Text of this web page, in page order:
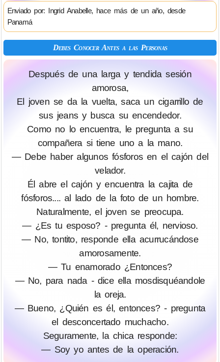
Enviado por: Ingrid Anabelle, hace más de un año, desde
Panamá
Debes Conocer Antes a las Personas
Después de una larga y tendida sesión
amorosa,
El joven se da la vuelta, saca un cigarrillo de
sus jeans y busca su encendedor.
Como no lo encuentra, le pregunta a su
compañera si tiene uno a la mano.
— Debe haber algunos fósforos en el cajón del
velador.
Él abre el cajón y encuentra la cajita de
fósforos.... al lado de la foto de un hombre.
Naturalmente, el joven se preocupa.
— ¿Es tu esposo? - pregunta él, nervioso.
— No, tontito, responde ella acurrucándose
amorosamente.
— Tu enamorado ¿Entonces?
— No, para nada - dice ella mosdisquéandole
la oreja.
— Bueno, ¿Quién es él, entonces? - pregunta
el desconcertado muchacho.
Seguramente, la chica responde:
— Soy yo antes de la operación.